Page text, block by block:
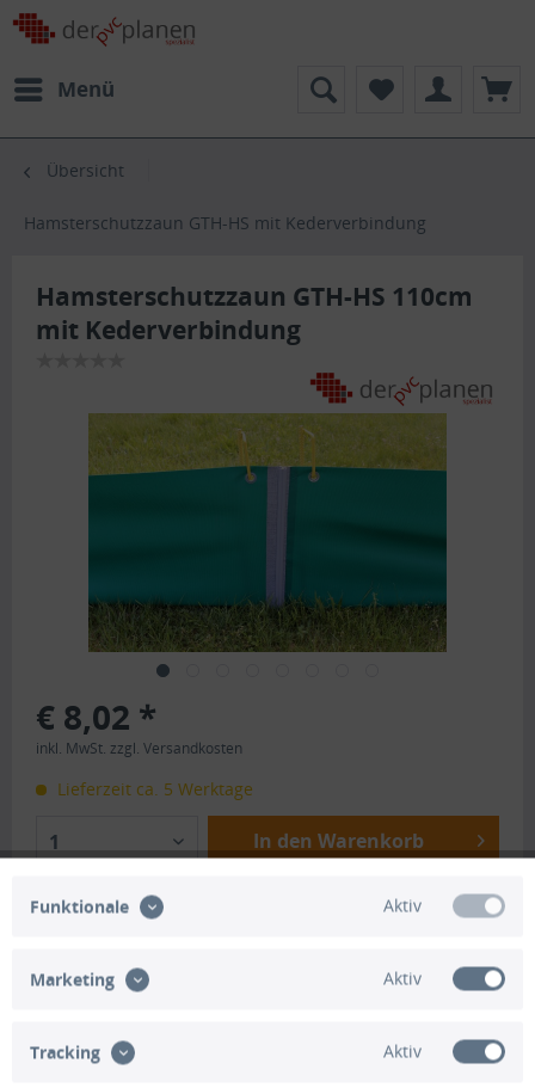
Menü
Übersicht
Hamsterschutzzaun GTH-HS mit Kederverbindung
Hamsterschutzzaun GTH-HS 110cm
mit Kederverbindung
€ 8,02 *
inkl. MwSt. zzgl. Versandkosten
Lieferzeit ca. 5 Werktage
1 In den Warenkorb
Merken
Unser Hamsterschutzzaun GTH-HS mit Kederverbindung ist
Funktionale Aktiv
Marketing Aktiv
Tracking Aktiv